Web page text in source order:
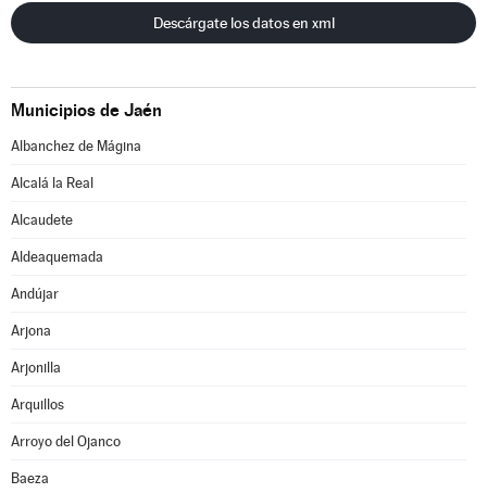
Descárgate los datos en xml
Municipios de Jaén
Albanchez de Mágina
Alcalá la Real
Alcaudete
Aldeaquemada
Andújar
Arjona
Arjonilla
Arquillos
Arroyo del Ojanco
Baeza